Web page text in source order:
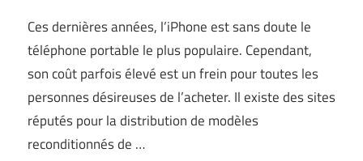
Ces dernières années, l’iPhone est sans doute le
téléphone portable le plus populaire. Cependant,
son coût parfois élevé est un frein pour toutes les
personnes désireuses de l’acheter. Il existe des sites
réputés pour la distribution de modèles
reconditionnés de …